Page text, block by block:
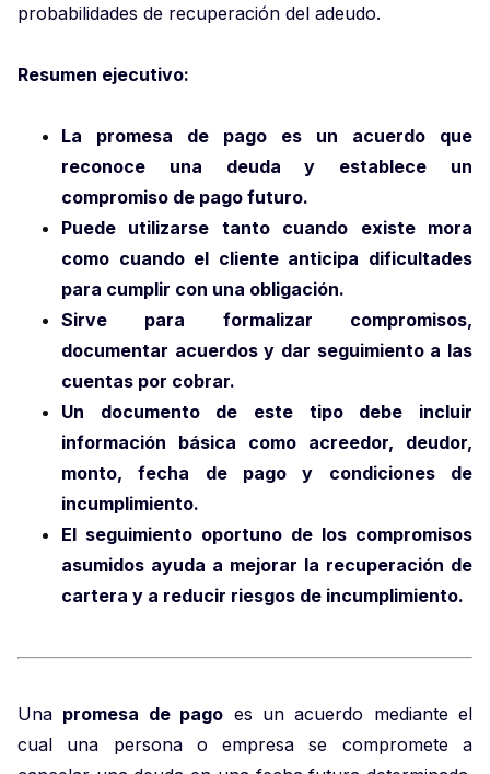
probabilidades de recuperación del adeudo.
Resumen ejecutivo:
La promesa de pago es un acuerdo que
reconoce una deuda y establece un
compromiso de pago futuro.
Puede utilizarse tanto cuando existe mora
como cuando el cliente anticipa dificultades
para cumplir con una obligación.
Sirve para formalizar compromisos,
documentar acuerdos y dar seguimiento a las
cuentas por cobrar.
Un documento de este tipo debe incluir
información básica como acreedor, deudor,
monto, fecha de pago y condiciones de
incumplimiento.
El seguimiento oportuno de los compromisos
asumidos ayuda a mejorar la recuperación de
cartera y a reducir riesgos de incumplimiento.
Una promesa de pago es un acuerdo mediante el
cual una persona o empresa se compromete a